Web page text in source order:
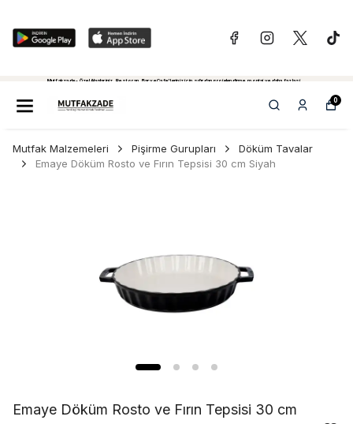
Mutfakzade - Özel Alanlariniz, Restoran, Bar ve Cafe'leriniz için sıfırdan projelendirme, montaj ve daha fazlasi...
0
Mutfak Malzemeleri Pişirme Gurupları
Döküm Tavalar
Emaye Döküm Rosto ve Fırın Tepsisi 30 cm Siyah
Emaye Döküm Rosto ve Fırın Tepsisi 30 cm